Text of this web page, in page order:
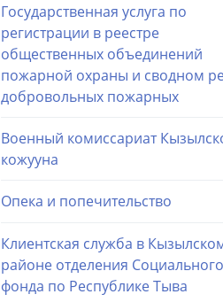
Государственная услуга по
регистрации в реестре
общественных объединений
пожарной охраны и сводном
добровольных пожарных
Военный комиссариат
кожууна
Опека и попечительство
Клиентская служба в
районе отделения Социального
фонда по Республике Тыва